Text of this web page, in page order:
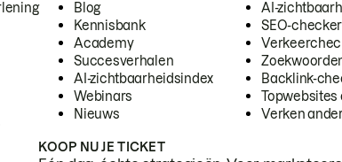
Blog
Kennisbank
Academy
Succesverhalen
AI-zichtbaarheidsindex
Webinars
Nieuws
AI-
SEO-checker
Backlink-
Topwebsites
Verken
KOOP NU JE TICKET